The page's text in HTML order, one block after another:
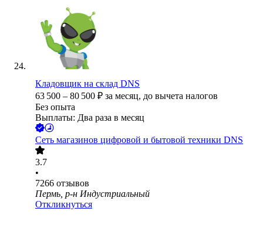
Кладовщик на склад DNS
63 500 – 80 500 ₽ за месяц, до вычета налогов
Без опыта
Выплаты: Два раза в месяц
Сеть магазинов цифровой и бытовой техники DNS
3.7
•
7266 отзывов
Пермь, р-н Индустриальный
Откликнуться